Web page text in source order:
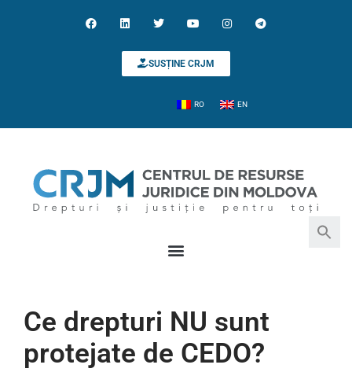
SUSȚINE CRJM
RO EN
Ce drepturi NU sunt
protejate de CEDO?